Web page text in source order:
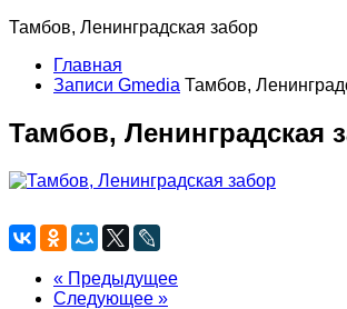
Тамбов, Ленинградская забор
Главная
Записи Gmedia Тамбов,
Тамбов, Ленинградская
« Предыдущее
Следующее »